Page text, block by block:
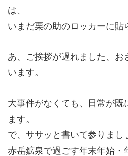
は、
いまだ栗の助のロッカーに貼
あ、ご挨拶が遅れました、お
います。
大事件がなくても、日常が既
ます。
で、ササッと書いて参りまし
赤岳鉱泉で過ごす年末年始・